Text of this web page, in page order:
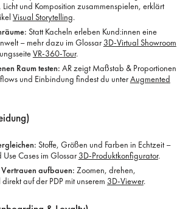
und Komposition zusammenspielen, erklärt
Visual Storytelling.
Statt Kacheln erleben Kund:innen eine
– mehr dazu im Glossar 3D-Virtual Showroom
VR-360-Tour.
Raum testen: AR zeigt Maßstab & Proportionen
und Einbindung findest du unterAugmented
Stoffe, Größen und Farben in Echtzeit –
Cases im Glossar 3D-Produktkonfigurator.
aufbauen: Zoomen, drehen,
auf der PDP mit unserem 3D-Viewer.